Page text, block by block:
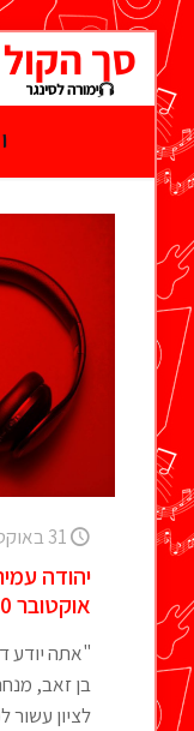
31 באוקטובר 2010
יהודה
אוקטובר 2010
"אתה יודע
בן זאב,
לציון עשור